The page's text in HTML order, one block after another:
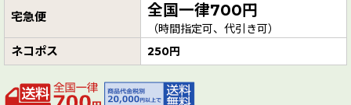
宅急便 全国一律700円
（時間指定可、代引き可）
ネコポス 250円